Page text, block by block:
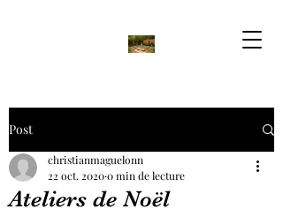
Post
Ateliers de Noël
christianmaguelonn
22 oct. 20200 min de lecture